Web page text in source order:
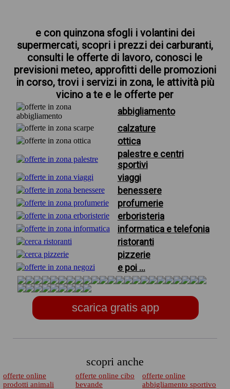
e con quinzona sfogli i volantini dei
supermercati, scopri i prezzi dei carburanti,
consulti le offerte di lavoro, conosci le
previsioni meteo, approfitti delle promozioni
in corso, trovi i servizi in zona, le attività più
vicino a te e le offerte per
abbigliamento
calzature
ottica
palestre e centri
sportivi
viaggi
benessere
profumerie
erboristeria
informatica e telefonia
ristoranti
pizzerie
e poi ...
scarica gratis app
scopri anche
offerte online
prodotti animali
offerte online cibo
bevande
offerte online
abbigliamento sportivo